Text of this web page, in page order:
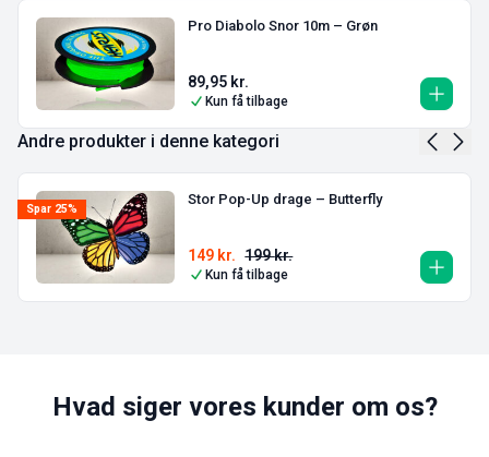
Pro Diabolo Snor 10m – Grøn
89,95 kr.
Kun få tilbage
Andre produkter i denne kategori
Spar 25%
Stor Pop-Up drage – Butterfly
199kr.
149 kr.
Kun få tilbage
Hvad siger vores kunder om os?